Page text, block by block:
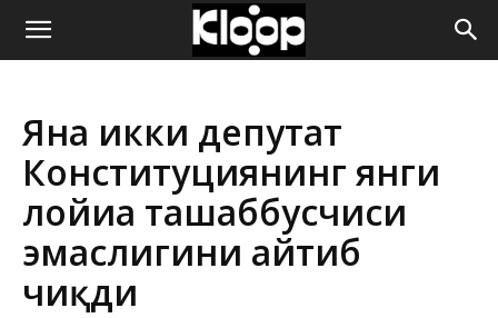
ҚИРҒИЗИСТОН
ЯНГИЛИКЛАРИ
Яна икки депутат
Конституциянинг янги
лойиҳа ташаббусчиси
эмаслигини айтиб
чиқди